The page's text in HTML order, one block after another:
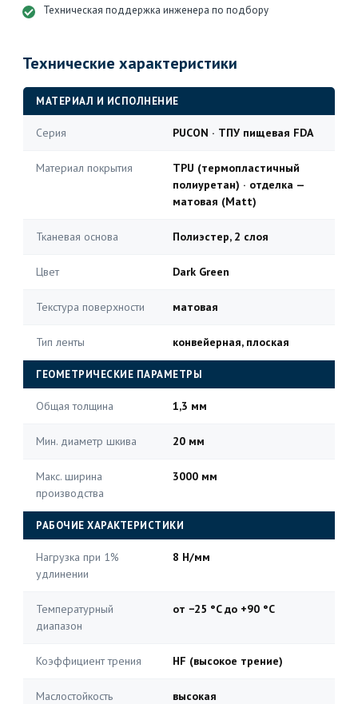
Техническая поддержка инженера по подбору
Технические характеристики
МАТЕРИАЛ И ИСПОЛНЕНИЕ
Серия PUCON · ТПУ пищевая FDA
Материал покрытия
TPU (термопластичный
полиуретан) · отделка —
матовая (Matt)
Тканевая основа Полиэстер, 2 слоя
Цвет Dark Green
Текстура поверхности матовая
Тип ленты конвейерная, плоская
ГЕОМЕТРИЧЕСКИЕ ПАРАМЕТРЫ
Общая толщина 1,3 мм
Мин. диаметр шкива 20 мм
Макс. ширина
производства
3000 мм
РАБОЧИЕ ХАРАКТЕРИСТИКИ
Нагрузка при 1%
удлинении
8 Н/мм
Температурный
диапазон
от −25 °C до +90 °C
Коэффициент трения HF (высокое трение)
Маслостойкость высокая